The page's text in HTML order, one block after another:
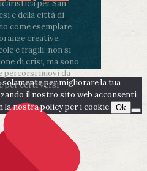
per San
e della città di
come esemplare
creative:
e fragili, non si
di crisi, ma sono
percorsi nuovi da
per certi versiper migliorare la tua
il nostro sito web acconsenti
nostra policy per i cookie. Ok